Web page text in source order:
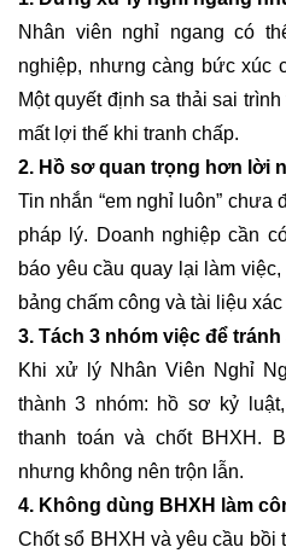
Nhân viên nghỉ ngang có
nghiệp, nhưng càng bức xúc
Một quyết định sa thải sai
mất lợi thế khi tranh chấp.
2. Hồ sơ quan trọng hơn lời
Tin nhắn “em nghỉ luôn” chưa
pháp lý. Doanh nghiệp cần
báo yêu cầu quay lại làm
bảng chấm công và tài liệu
3. Tách 3 nhóm việc để tránh
Khi xử lý Nhân Viên Nghỉ
thành 3 nhóm: hồ sơ kỷ
thanh toán và chốt BHXH.
nhưng không nên trộn lẫn.
4. Không dùng BHXH làm
Chốt sổ BHXH và yêu cầu